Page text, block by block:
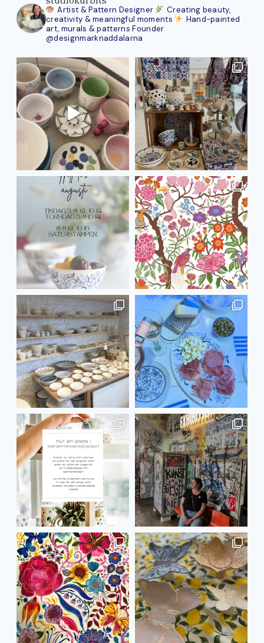
Artist & Pattern Designer
Creating beauty,
creativity & meaningful moments
Hand-painted
art, murals & patterns Founder
@designmarknaddalarna